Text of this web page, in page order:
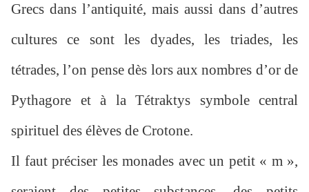
Grecs dans l’antiquité, mais aussi dans d’autres
cultures ce sont les dyades, les triades, les
tétrades, l’on pense dès lors aux nombres d’or de
Pythagore et à la Tétraktys symbole central
spirituel des élèves de Crotone.
Il faut préciser les monades avec un petit « m »,